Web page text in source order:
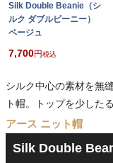
Silk Double Beanie（シ
ルク ダブルビーニー）
ベージュ
7,700 税込
シルク中心の素材を無
ト帽。トップを少した
アース ニット帽
Silk Double